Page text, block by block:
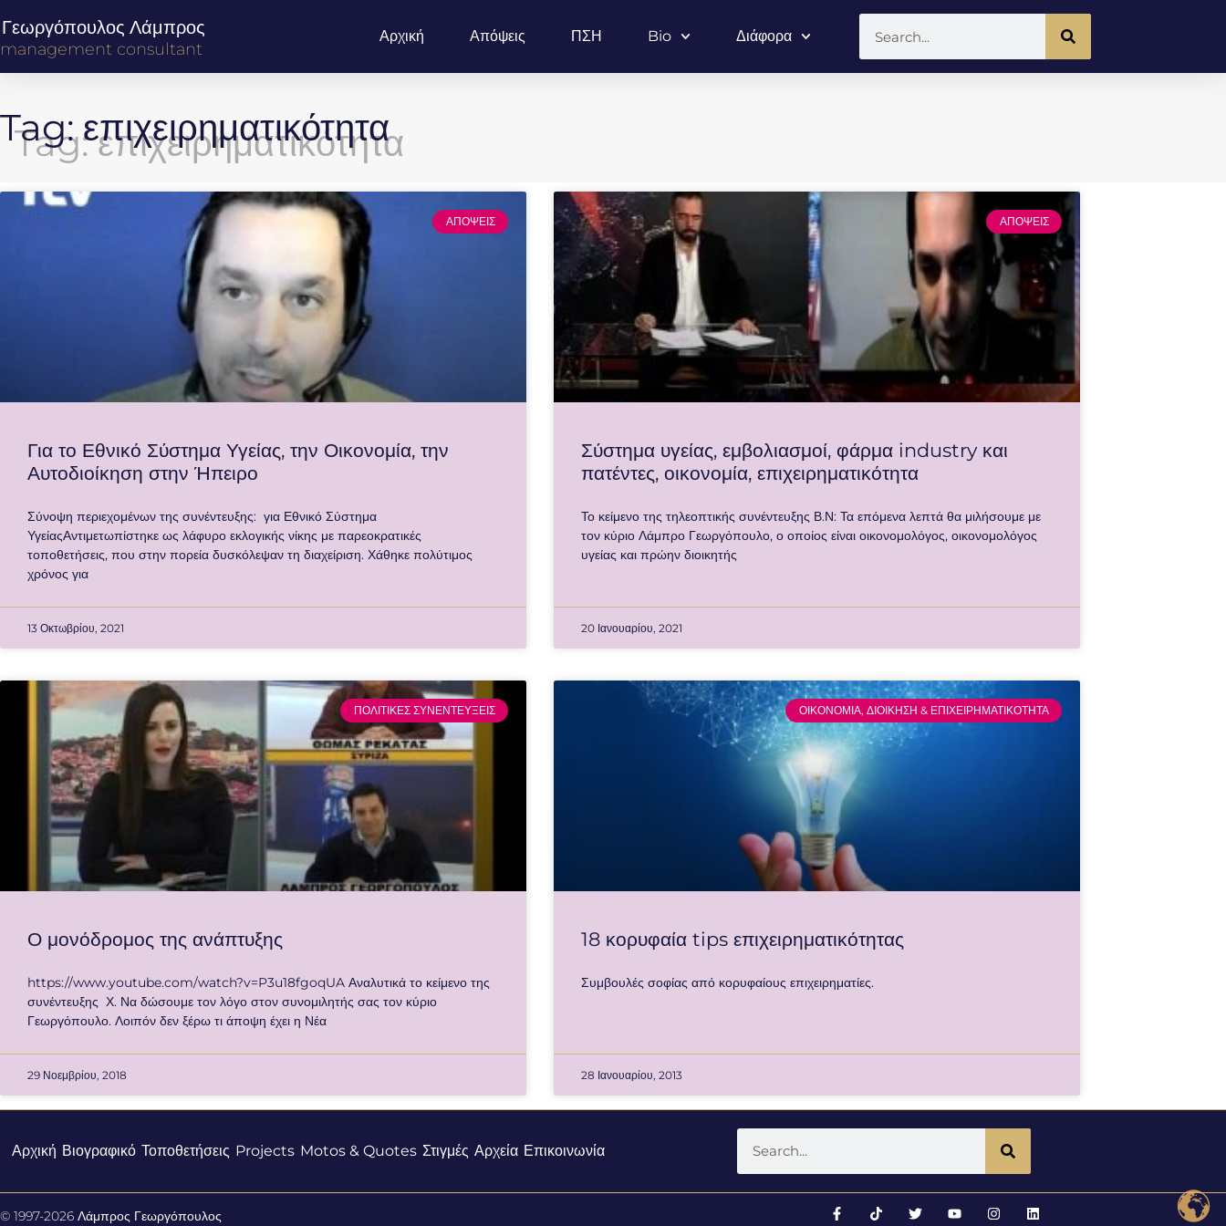
Γεωργόπουλος Λάμπρος
management consultant
Αρχική Απόψεις ΠΣΗ Bio Διάφορα
Tag: επιχειρηματικότητα
ΑΠΟΨΕΙΣ
Για το Εθνικό Σύστημα Υγείας, την Οικονομία, την
Αυτοδιοίκηση στην Ήπειρο
Σύνοψη περιεχομένων της συνέντευξης: για Εθνικό Σύστημα
ΥγείαςΑντιμετωπίστηκε ως λάφυρο εκλογικής νίκης με παρεοκρατικές
τοποθετήσεις, που στην πορεία δυσκόλεψαν τη διαχείριση. Χάθηκε πολύτιμος
χρόνος για
13 Οκτωβρίου, 2021
ΑΠΟΨΕΙΣ
Σύστημα υγείας, εμβολιασμοί, φάρμα industry και
πατέντες, οικονομία, επιχειρηματικότητα
Το κείμενο της τηλεοπτικής συνέντευξης Β.Ν: Τα επόμενα λεπτά θα μιλήσουμε με
τον κύριο Λάμπρο Γεωργόπουλο, ο οποίος είναι οικονομολόγος, οικονομολόγος
υγείας και πρώην διοικητής
20 Ιανουαρίου, 2021
ΠΟΛΙΤΙΚΕΣ ΣΥΝΕΝΤΕΥΞΕΙΣ
Ο μονόδρομος της ανάπτυξης
https://www.youtube.com/watch?v=P3u18fgoqUA Αναλυτικά το κείμενο της
συνέντευξης Χ. Να δώσουμε τον λόγο στον συνομιλητής σας τον κύριο
Γεωργόπουλο. Λοιπόν δεν ξέρω τι άποψη έχει η Νέα
29 Νοεμβρίου, 2018
ΟΙΚΟΝΟΜΙΑ, ΔΙΟΙΚΗΣΗ & ΕΠΙΧΕΙΡΗΜΑΤΙΚΟΤΗΤΑ
18 κορυφαία tips επιχειρηματικότητας
Συμβουλές σοφίας από κορυφαίους επιχειρηματίες.
28 Ιανουαρίου, 2013
Αρχική Βιογραφικό Τοποθετήσεις Projects Motos & Quotes Στιγμές Αρχεία Επικοινωνία
© 1997-2026 Λάμπρος Γεωργόπουλος